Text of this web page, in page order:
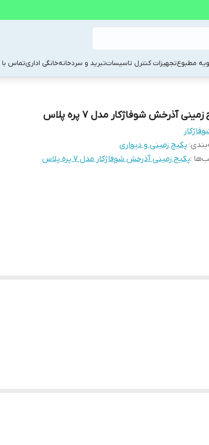
مطبوعتجهیزات کنترل تاسیساتتبرید و سردخانهخانگی اداریتماس با
آذرخش شوفاژکار مدل 7 پره پلاس
: پکیچ زمینی و دیواری
:پکیج زمینی آذرخش شوفاژکار مدل 7 پره پلاس